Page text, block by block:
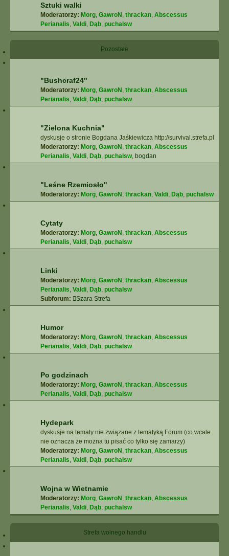
Sztuki walki
Moderatorzy: Morg, GawroN , thrackan, Abscessus
Perianalis, Valdi, Dąb, puchalsw
Pozostałe
"Bushcraf24"
Moderatorzy: Morg, GawroN , thrackan, Abscessus
Perianalis, Valdi, Dąb, puchalsw
"Zielona Kuchnia"
dyskusje o stronie Bogdana Jaśkiewicza http://survival.strefa.pl
Moderatorzy: Morg, GawroN , thrackan, Abscessus
Perianalis, Valdi, Dąb, puchalsw, bogdan
"Leśne Rzemiosło"
Moderatorzy: Morg, GawroN , thrackan, Valdi, Dąb, puchalsw
Cytaty
Moderatorzy: Morg, GawroN , thrackan, Abscessus
Perianalis, Valdi, Dąb, puchalsw
Linki
Moderatorzy: Morg, GawroN , thrackan, Abscessus
Perianalis, Valdi, Dąb, puchalsw
Subforum:
Szara Strefa
Humor
Moderatorzy: Morg, GawroN , thrackan, Abscessus
Perianalis, Valdi, Dąb, puchalsw
Po godzinach
Moderatorzy: Morg, GawroN , thrackan, Abscessus
Perianalis, Valdi, Dąb, puchalsw
Hydepark
dyskusje na tematy nie związane z tematyką Forum (co wcale
nie oznacza że można tu pisać co tylko się zamarzy)
Moderatorzy: Morg, GawroN , thrackan, Abscessus
Perianalis, Valdi, Dąb, puchalsw
Wojna w Wietnamie
Moderatorzy: Morg, GawroN , thrackan, Abscessus
Perianalis, Valdi, Dąb, puchalsw
Strefa wolnego handlu